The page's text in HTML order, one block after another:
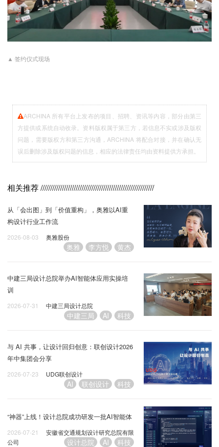
▲ 签约仪式现场
ARCHINA 所有平台上发布的项目、招聘、资讯等内容，部分由第三
方提供或系统自动收录。资料版权属于第三方，若信息不实或涉及版权
问题，需要版权方和第三方沟通，ARCHINA 将配合对接，并在确认无
误后删除涉及版权问题的信息，相应的法律责任均由资料提供方承担。
相关推荐//////////////////////////////////////////////////////////
从「会出图」到「价值重构」，奥雅以AI重
构设计行业工作流
2026-08-03 奥雅股份
奥雅 李方悦 黄杰
中建三局设计总院举办AI智能体应用实操培
训
2026-07-31 中建三局设计总院
中建三局 AI 科技
与 AI 共事，让设计回归创意：联创设计2026
年中集团会分享
2026-07-23 UDG联创设计
AI 联创设计 科技
“神器”上线！设计总院成功研发一批AI智能体
2026-07-21
安徽省交通规划设计研究总院有限
公司
设计总院 AI 科技